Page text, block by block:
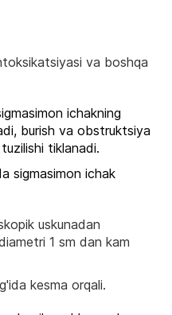
va boshqa
ichakning
burish va obstruktsiya
tiklanadi.
sigmasimon ichak
uskunadan
1 sm dan kam
kesma orqali.